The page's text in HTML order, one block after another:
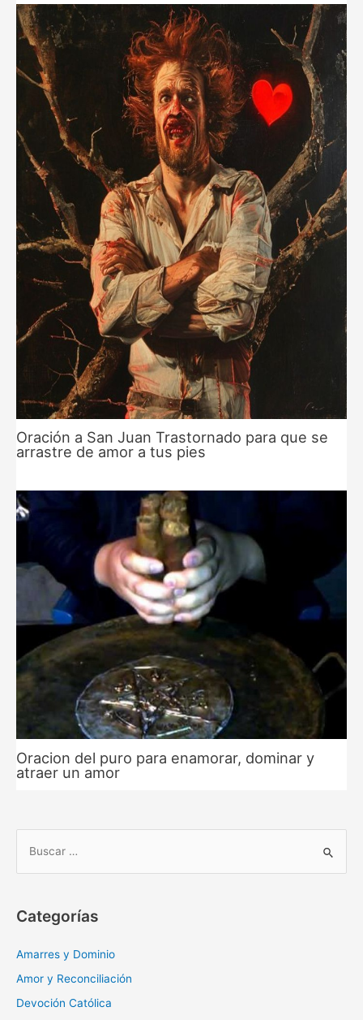
Oración a San Juan Trastornado para que se
arrastre de amor a tus pies
Oracion del puro para enamorar, dominar y
atraer un amor
r
Categorías
Amarres y Dominio
Amor y Reconciliación
Devoción Católica